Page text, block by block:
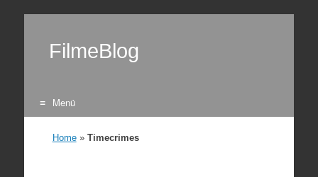
FilmeBlog
Menü
Home» Timecrimes